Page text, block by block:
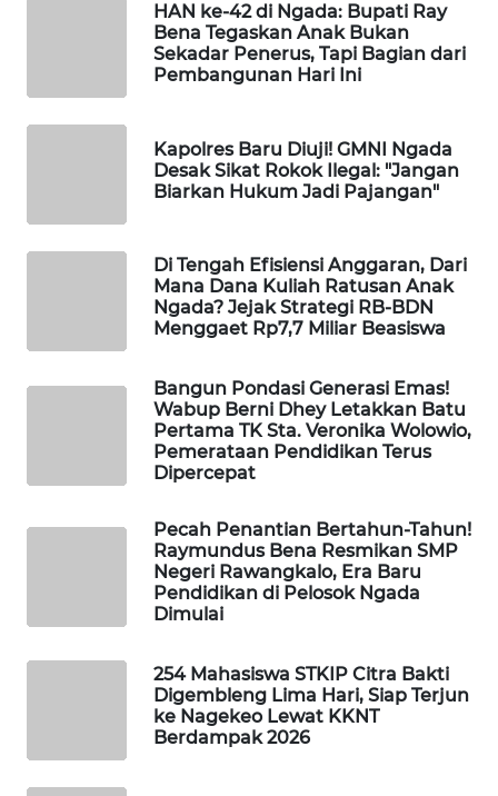
HAN ke-42 di Ngada: Bupati Ray
Bena Tegaskan Anak Bukan
Sekadar Penerus, Tapi Bagian dari
Pembangunan Hari Ini
Kapolres Baru Diuji! GMNI Ngada
Desak Sikat Rokok Ilegal: "Jangan
Biarkan Hukum Jadi Pajangan"
Di Tengah Efisiensi Anggaran, Dari
Mana Dana Kuliah Ratusan Anak
Ngada? Jejak Strategi RB-BDN
Menggaet Rp7,7 Miliar Beasiswa
Bangun Pondasi Generasi Emas!
Wabup Berni Dhey Letakkan Batu
Pertama TK Sta. Veronika Wolowio,
Pemerataan Pendidikan Terus
Dipercepat
Pecah Penantian Bertahun-Tahun!
Raymundus Bena Resmikan SMP
Negeri Rawangkalo, Era Baru
Pendidikan di Pelosok Ngada
Dimulai
254 Mahasiswa STKIP Citra Bakti
Digembleng Lima Hari, Siap Terjun
ke Nagekeo Lewat KKNT
Berdampak 2026
Wahana
LISTRIK
LPKKI